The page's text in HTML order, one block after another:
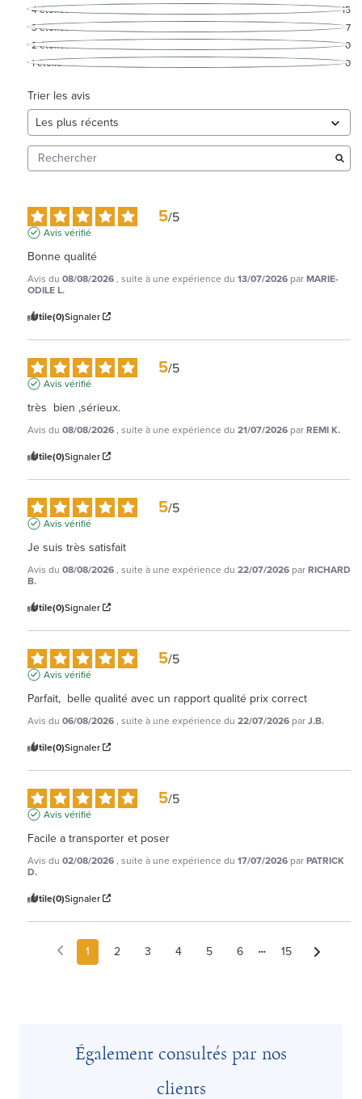
4étoiles
15
3étoiles
7
2étoiles
0
1étoile 0
Trier les avis
5/5
Avis vérifié
Bonne qualité
Avis du 08/08/2026, suite à une expérience du 13/07/2026 parMARIE-
ODILE L.
Utile(0)Signaler
5/5
Avis vérifié
très  bien ,sérieux.
Avis du 08/08/2026, suite à une expérience du 21/07/2026 parREMI K.
Utile(0)Signaler
5/5
Avis vérifié
Je suis très satisfait
Avis du 08/08/2026, suite à une expérience du 22/07/2026 parRICHARD
B.
Utile(0)Signaler
5/5
Avis vérifié
Parfait,  belle qualité avec un rapport qualité prix correct
Avis du 06/08/2026, suite à une expérience du 22/07/2026 parJ.B.
Utile(0)Signaler
5/5
Avis vérifié
Facile a transporter et poser
Avis du 02/08/2026, suite à une expérience du 17/07/2026 parPATRICK
D.
Utile(0)Signaler
1 2 3 4 5 6 15
Également consultés par nos
clients